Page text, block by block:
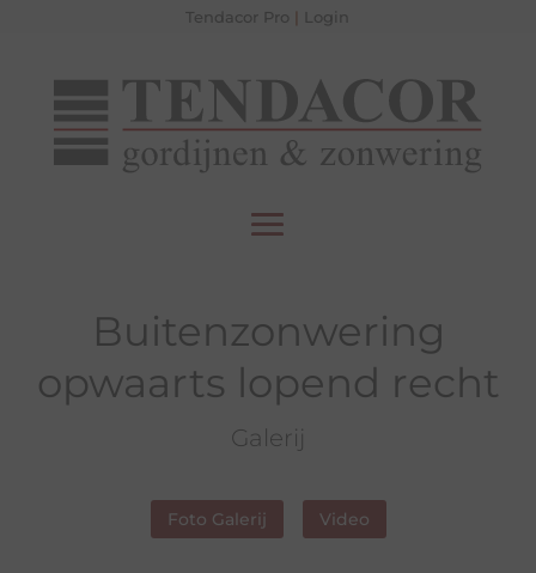
Tendacor Pro | Login
Buitenzonwering
opwaarts lopend recht
Galerij
Foto Galerij Video